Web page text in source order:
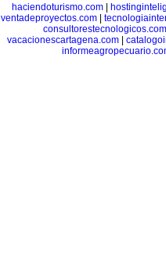
haciendoturismo.com
ventadeproyectos.com|
consultorestecnologicos.com
vacacionescartagena.com